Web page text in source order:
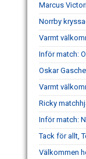
Marcus
Norrby
Varmt
Inför match:
Oskar
Varmt
Ricky
Inför match:
Tack för allt,
Välkommen